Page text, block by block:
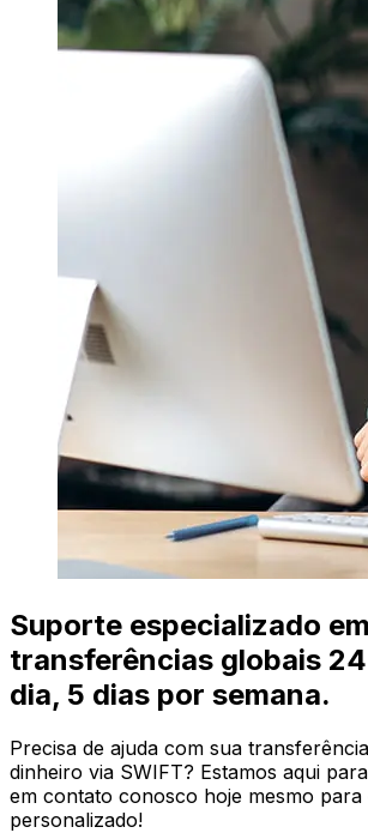
Suporte especializado em
transferências globais
dia, 5 dias por semana.
Precisa de ajuda com sua
dinheiro via SWIFT? Estamos aqui
em contato conosco hoje mesmo
personalizado!